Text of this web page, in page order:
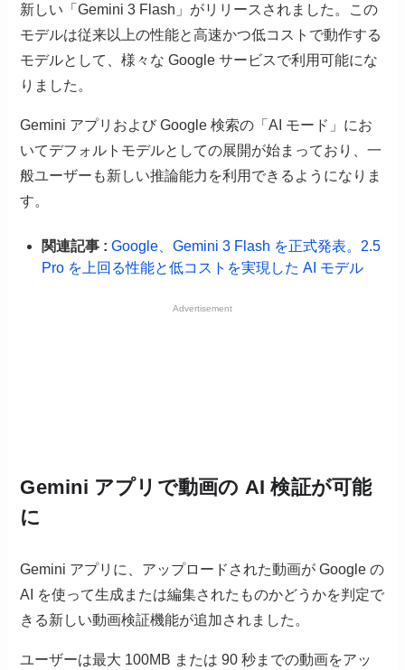
新しい「Gemini 3 Flash」がリリースされました。この
モデルは従来以上の性能と高速かつ低コストで動作する
モデルとして、様々な Google サービスで利用可能にな
りました。
Gemini アプリおよび Google 検索の「AI モード」にお
いてデフォルトモデルとしての展開が始まっており、一
般ユーザーも新しい推論能力を利用できるようになりま
す。
関連記事 : Google、Gemini 3 Flash を正式発表。2.5
Pro を上回る性能と低コストを実現した AI モデル
Advertisement
Gemini アプリで動画の AI 検証が可能
に
Gemini アプリに、アップロードされた動画が Google の
AI を使って生成または編集されたものかどうかを判定で
きる新しい動画検証機能が追加されました。
ユーザーは最大 100MB または 90 秒までの動画をアッ